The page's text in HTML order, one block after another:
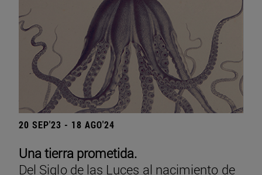
20 SEP'23 - 18 AGO'24
Una tierra prometida.
Del Siglo de las Luces al nacimiento de